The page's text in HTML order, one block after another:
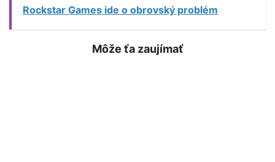
Rockstar Games ide o obrovský problém
Môže ťa zaujímať